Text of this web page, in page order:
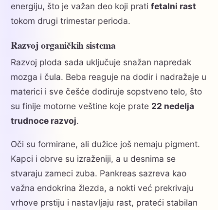
energiju, što je važan deo koji prati fetalni rast
tokom drugi trimestar perioda.
Razvoj organičkih sistema
Razvoj ploda sada uključuje snažan napredak
mozga i čula. Beba reaguje na dodir i nadražaje u
materici i sve češće dodiruje sopstveno telo, što
su finije motorne veštine koje prate 22 nedelja
trudnoce razvoj.
Oči su formirane, ali dužice još nemaju pigment.
Kapci i obrve su izraženiji, a u desnima se
stvaraju zameci zuba. Pankreas sazreva kao
važna endokrina žlezda, a nokti već prekrivaju
vrhove prstiju i nastavljaju rast, prateći stabilan